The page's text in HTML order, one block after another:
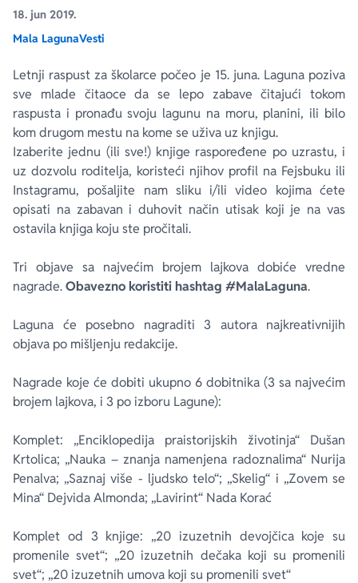
18. jun 2019.
Mala LagunaVesti
Letnji raspust za školarce počeo je 15. juna. Laguna poziva
sve mlade čitaoce da se lepo zabave čitajući tokom
raspusta i pronađu svoju lagunu na moru, planini, ili bilo
kom drugom mestu na kome se uživa uz knjigu.
Izaberite jednu (ili sve!) knjige raspoređene po uzrastu, i
uz dozvolu roditelja, koristeći njihov profil na Fejsbuku ili
Instagramu, pošaljite nam sliku i/ili video kojima ćete
opisati na zabavan i duhovit način utisak koji je na vas
ostavila knjiga koju ste pročitali.
Tri objave sa najvećim brojem lajkova dobiće vredne
nagrade.Obavezno koristiti hashtag #MalaLaguna.
Laguna će posebno nagraditi 3 autora najkreativnijih
objava po mišljenju redakcije.
Nagrade koje će dobiti ukupno 6 dobitnika (3 sa najvećim
brojem lajkova, i 3 po izboru Lagune):
Komplet: „Enciklopedija praistorijskih životinja“ Dušan
Krtolica; „Nauka – znanja namenjena radoznalima“ Nurija
Penalva; „Saznaj više - ljudsko telo“; „Skelig“ i „Zovem se
Mina“ Dejvida Almonda; „Lavirint“ Nada Korać
Komplet od 3 knjige: „20 izuzetnih devojčica koje su
promenile svet“; „20 izuzetnih dečaka koji su promenili
svet“; „20 izuzetnih umova koji su promenili svet“
Ekranizovane knjige
Za poklon
E-knjige
Autori
Poezija
Lični razvoj i popularna psihologija
Biografija
Bojan Ljubenović
Dejan Tiago-Stanković
Milica Jakovljević Mir-Jam
Peter Handke
Harlan Koben
Elif Šafak